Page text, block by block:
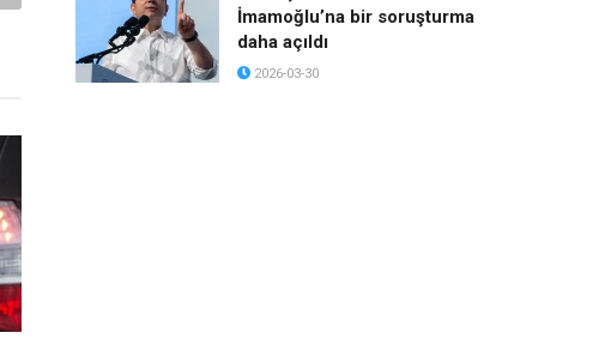
İmamoğlu’na bir soruşturma
daha açıldı
2026-03-30